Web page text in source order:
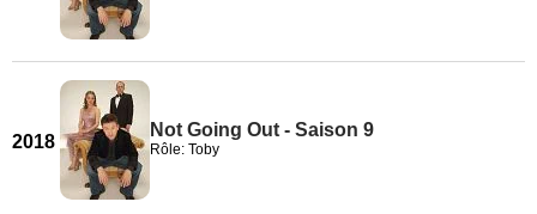
2018
Not Going Out - Saison 9
Rôle: Toby